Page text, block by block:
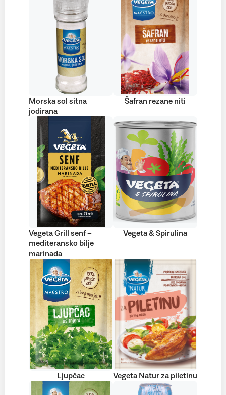
Morska sol sitna
jodirana
Šafran rezane niti
Vegeta Grill senf –
mediteransko bilje
marinada
Vegeta & Spirulina
Ljupčac Vegeta Natur za piletinu